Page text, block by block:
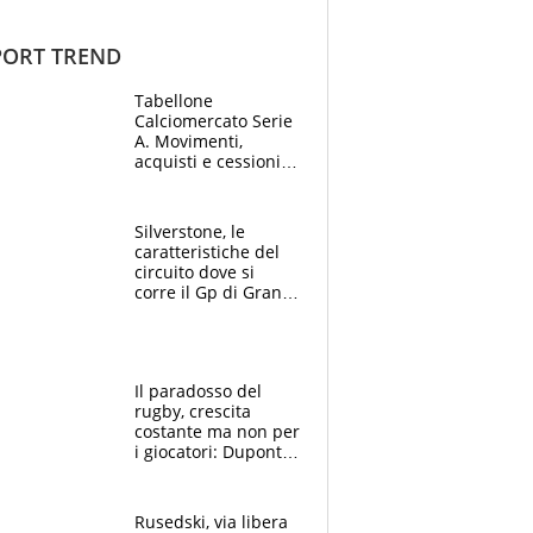
TREND
Tabellone
Calciomercato Serie
A. Movimenti,
acquisti e cessioni:
Silverstone, le
caratteristiche del
circuito dove si
corre il Gp di Gran
Il paradosso del
rugby, crescita
costante ma non per
i giocatori: Dupont
solo 1,4 milioni
Rusedski, via libera